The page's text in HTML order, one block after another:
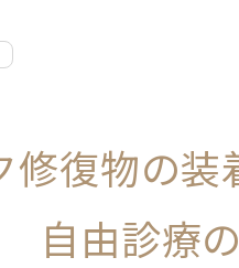
修復物の
自由診療